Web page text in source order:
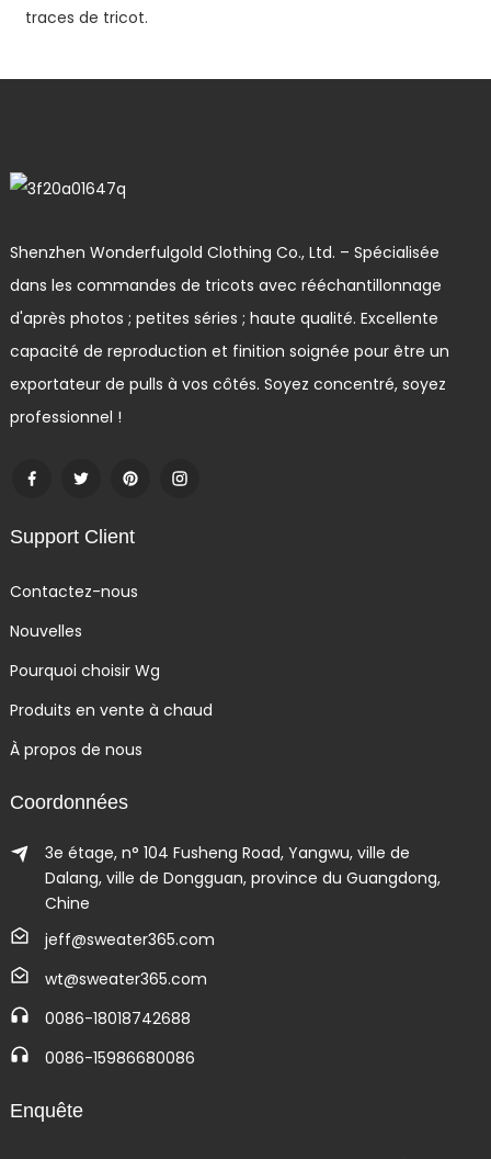
traces de tricot.
Shenzhen Wonderfulgold Clothing Co., Ltd. – Spécialisée
dans les commandes de tricots avec rééchantillonnage
d'après photos ; petites séries ; haute qualité. Excellente
capacité de reproduction et finition soignée pour être un
exportateur de pulls à vos côtés. Soyez concentré, soyez
professionnel !
Support Client
Contactez-nous
Nouvelles
Pourquoi choisir Wg
Produits en vente à chaud
À propos de nous
Coordonnées
3e étage, n° 104 Fusheng Road, Yangwu, ville de
Dalang, ville de Dongguan, province du Guangdong,
Chine
jeff@sweater365.com
wt@sweater365.com
0086-18018742688
0086-15986680086
Enquête